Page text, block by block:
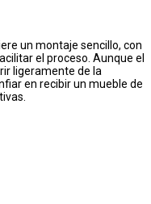
un montaje sencillo, con
el proceso. Aunque el
ligeramente de la
en recibir un mueble de